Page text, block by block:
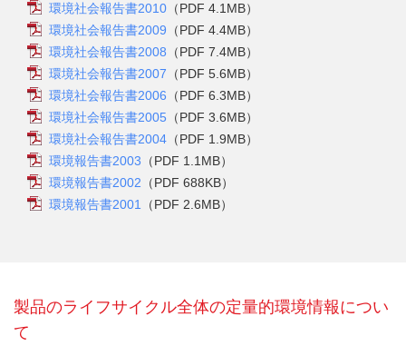
環境社会報告書2010 （PDF 4.1MB）
環境社会報告書2009 （PDF 4.4MB）
環境社会報告書2008 （PDF 7.4MB）
環境社会報告書2007 （PDF 5.6MB）
環境社会報告書2006 （PDF 6.3MB）
環境社会報告書2005 （PDF 3.6MB）
環境社会報告書2004 （PDF 1.9MB）
環境報告書2003 （PDF 1.1MB）
環境報告書2002 （PDF 688KB）
環境報告書2001
（PDF 2.6MB）
製品のライフサイクル全体の定量的環境情報につい
て